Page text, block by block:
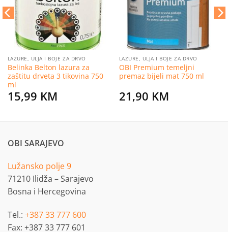
LAZURE, ULJA I BOJE ZA DRVO
Belinka Belton lazura za
zaštitu drveta 3 tikovina 750
ml
15,99 KM
LAZURE, ULJA I BOJE ZA DRVO
OBI Premium temeljni
premaz bijeli mat 750 ml
21,90 KM
OBI SARAJEVO
Lužansko polje 9
71210 Ilidža – Sarajevo
Bosna i Hercegovina
Tel.: +387 33 777 600
Fax: +387 33 777 601